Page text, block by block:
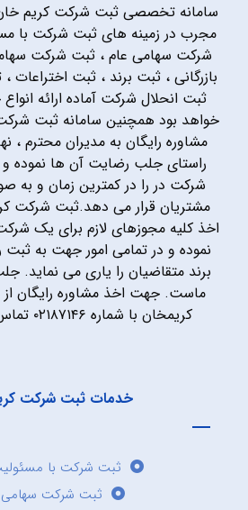
سامانه تخصصی ثبت شرکت کریم
مجرب در زمینه های ثبت شرکت با
شرکت سهامی عام ، ثبت شرکت
بازرگانی ، ثبت برند ، ثبت
ثبت انحلال شرکت آماده ارائه
خواهد بود همچنین سامانه ثبت
مشاوره رایگان به مدیران محترم ،
راستای جلب رضایت آن ها نموده
شرکت در را در کمترین زمان و به
مشتریان قرار می دهد.ثبت شرکت
اخذ کلیه مجوزهای لازم برای یک
نموده و در تمامی امور جهت به
برند متقاضیان را یاری می
ماست. جهت اخذ مشاوره رایگان
کریمخان با شماره ۰۲۱۸۷۱۴۶ تماس حاصل فرمایید.
خدمات ثبت شرکت
ثبت شرکت با
ثبت شرکت